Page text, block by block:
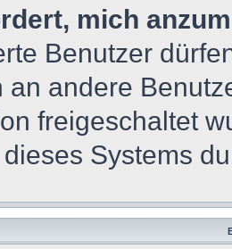
mich
Benutzer
an andere
freigeschaltet
Systems